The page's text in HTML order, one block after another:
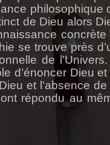
philosophique
de Dieu alors
concrète
se trouve près
de
d’énoncer Dieu et
et l'absence de
ont répondu au